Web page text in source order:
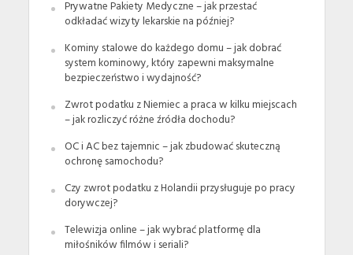
Prywatne Pakiety Medyczne – jak przestać
odkładać wizyty lekarskie na później?
Kominy stalowe do każdego domu – jak dobrać
system kominowy, który zapewni maksymalne
bezpieczeństwo i wydajność?
Zwrot podatku z Niemiec a praca w kilku miejscach
– jak rozliczyć różne źródła dochodu?
OC i AC bez tajemnic – jak zbudować skuteczną
ochronę samochodu?
Czy zwrot podatku z Holandii przysługuje po pracy
dorywczej?
Telewizja online – jak wybrać platformę dla
miłośników filmów i seriali?